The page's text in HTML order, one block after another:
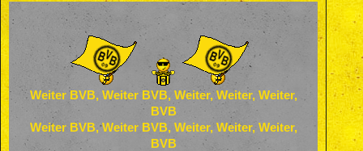
Weiter BVB, Weiter BVB, Weiter, Weiter, Weiter,
BVB
Weiter BVB, Weiter BVB, Weiter, Weiter, Weiter,
BVB